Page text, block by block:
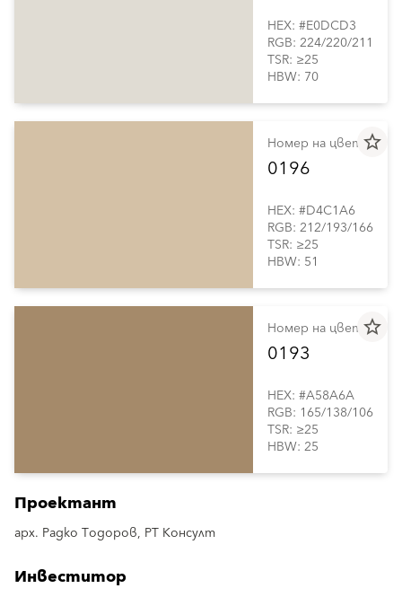
HEX: #E0DCD3
RGB: 224/220/211
TSR: ≥25
HBW: 70
star_border
Номер на цвета
0196
HEX: #D4C1A6
RGB: 212/193/166
TSR: ≥25
HBW: 51
star_border
Номер на цвета
0193
HEX: #A58A6A
RGB: 165/138/106
TSR: ≥25
HBW: 25
Проектант
арх. Радко Тодоров, РТ Консулт
Инвеститор